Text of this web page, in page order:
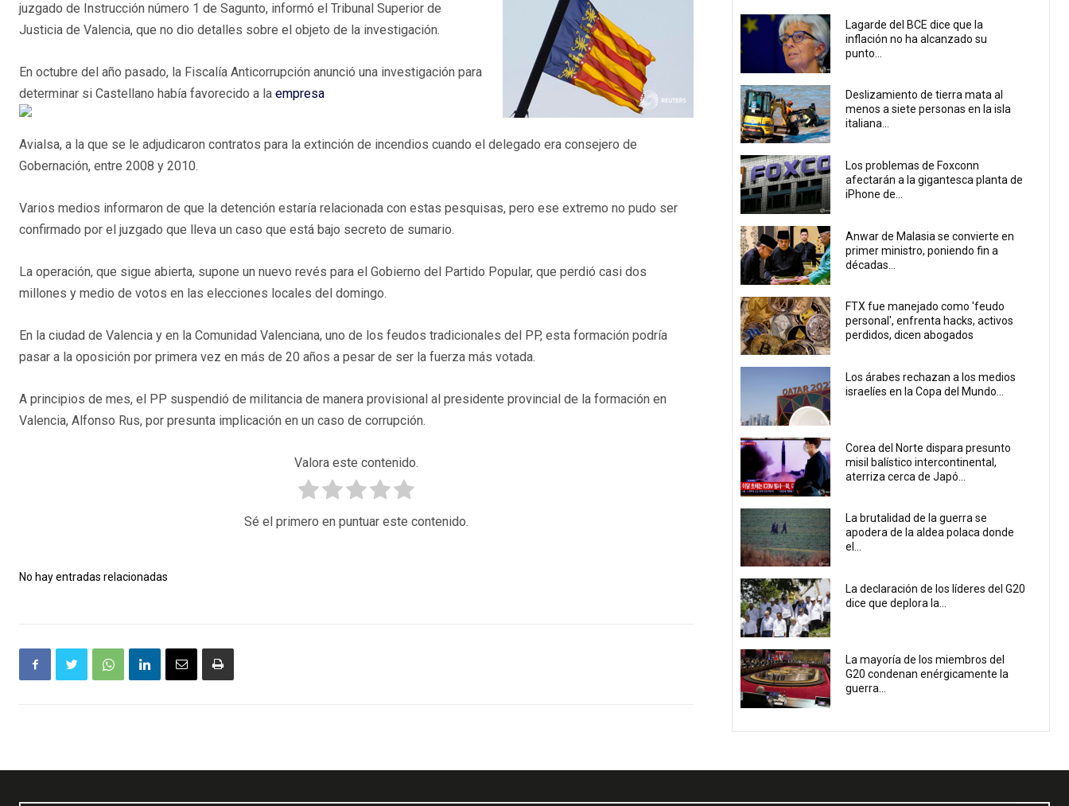
juzgado de Instrucción número 1 de Sagunto, informó el Tribunal Superior de
Justicia de Valencia, que no dio detalles sobre el objeto de la investigación.
En octubre del año pasado, la Fiscalía Anticorrupción anunció una investigación para
determinar si Castellano había favorecido a la empresa
Avialsa, a la que se le adjudicaron contratos para la extinción de incendios cuando el delegado era consejero de
Gobernación, entre 2008 y 2010.
Varios medios informaron de que la detención estaría relacionada con estas pesquisas, pero ese extremo no pudo ser
confirmado por el juzgado que lleva un caso que está bajo secreto de sumario.
La operación, que sigue abierta, supone un nuevo revés para el Gobierno del Partido Popular, que perdió casi dos
millones y medio de votos en las elecciones locales del domingo.
En la ciudad de Valencia y en la Comunidad Valenciana, uno de los feudos tradicionales del PP, esta formación podría
pasar a la oposición por primera vez en más de 20 años a pesar de ser la fuerza más votada.
A principios de mes, el PP suspendió de militancia de manera provisional al presidente provincial de la formación en
Valencia, Alfonso Rus, por presunta implicación en un caso de corrupción.
Valora este contenido.
Sé el primero en puntuar este contenido.
No hay entradas relacionadas
Lagarde del BCE dice que la
inflación no ha alcanzado su
punto...
Deslizamiento de tierra mata al
menos a siete personas en la isla
italiana...
Los problemas de Foxconn
afectarán a la gigantesca planta de
iPhone de...
Anwar de Malasia se convierte en
primer ministro, poniendo fin a
décadas...
FTX fue manejado como 'feudo
personal', enfrenta hacks, activos
perdidos, dicen abogados
Los árabes rechazan a los medios
israelíes en la Copa del Mundo...
Corea del Norte dispara presunto
misil balístico intercontinental,
aterriza cerca de Japó...
La brutalidad de la guerra se
apodera de la aldea polaca donde
el...
La declaración de los líderes del G20
dice que deplora la...
La mayoría de los miembros del
G20 condenan enérgicamente la
guerra...